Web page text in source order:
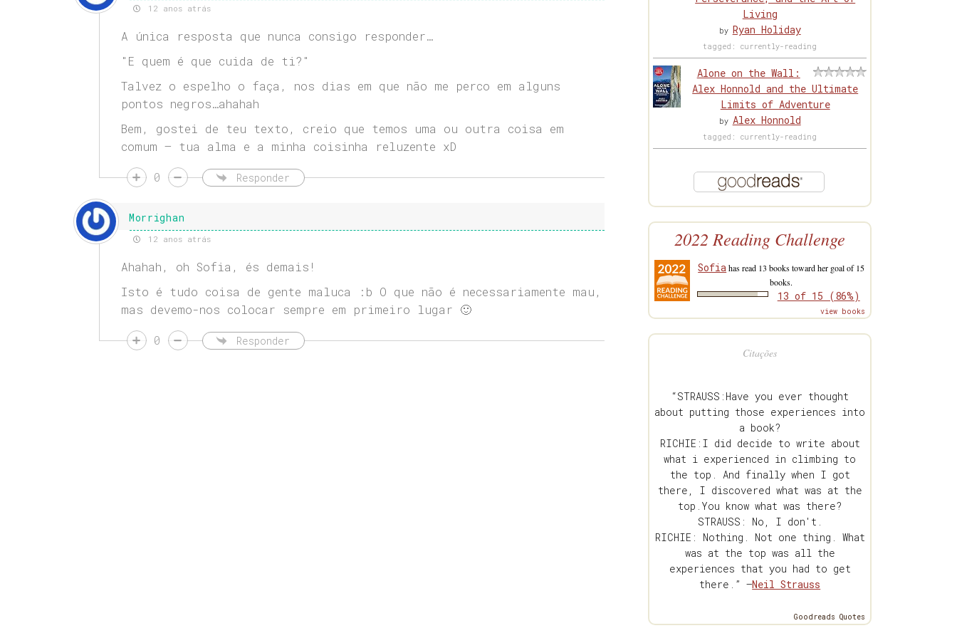
12 anos atrás
A única resposta que nunca consigo responder…
"E quem é que cuida de ti?"
Talvez o espelho o faça, nos dias em que não me perco em alguns
pontos negros…ahahah
Bem, gostei de teu texto, creio que temos uma ou outra coisa em
comum – tua alma e a minha coisinha reluzente xD
0 Responder
Morrighan
12 anos atrás
Ahahah, oh Sofia, és demais!
Isto é tudo coisa de gente maluca :b O que não é necessariamente mau,
mas devemo-nos colocar sempre em primeiro lugar 🙂
0 Responder
Living
by Ryan Holiday
tagged: currently-reading
Alone on the Wall:
Alex Honnold and the Ultimate
Limits of Adventure
by Alex Honnold
tagged: currently-reading
2022 Reading Challenge
Sofiahas read 13 books toward her goal of 15
books.
13 of 15 (86%)
view books
Citações
“STRAUSS:Have you ever thought
about putting those experiences into
a book?
RICHIE:I did decide to write about
what i experienced in climbing to
the top. And finally when I got
there, I discovered what was at the
top.You know what was there?
STRAUSS: No, I don't.
RICHIE: Nothing. Not one thing. What
was at the top was all the
experiences that you had to get
there.” —Neil Strauss
Goodreads Quotes